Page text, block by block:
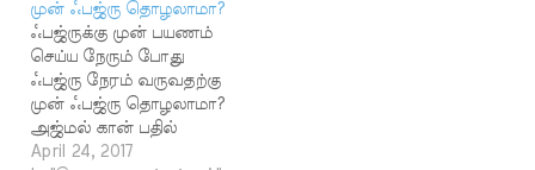
நேரம் தவிர மற்ற
நேரங்களில் தொழத் தடை
இல்லை என்பதால் இப்படி
தாமதமாகத் தொழலாம்
அல்லவா? முஹம்மத்
ருக்னுத்தீன். பதில்:
ஜுமுஆத் தொழுகையை
முன் ஃபஜ்ரு தொழலாமா?
ஃபஜ்ருக்கு முன் பயணம்
செய்ய நேரும் போது
ஃபஜ்ரு நேரம் வருவதற்கு
முன் ஃபஜ்ரு தொழலாமா?
அஜ்மல் கான் பதில்
பொதுவாக
April 24, 2017